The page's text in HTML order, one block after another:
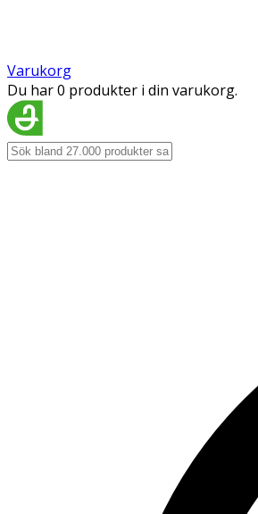
Varukorg
Du har 0 produkter i din varukorg.